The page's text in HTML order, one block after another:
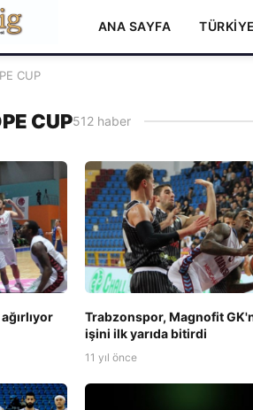
ANA SAYFA
CUP
CUP512 haber
Trabzonspor, Magnofit
işini ilk yarıda bitirdi
11 yıl önce